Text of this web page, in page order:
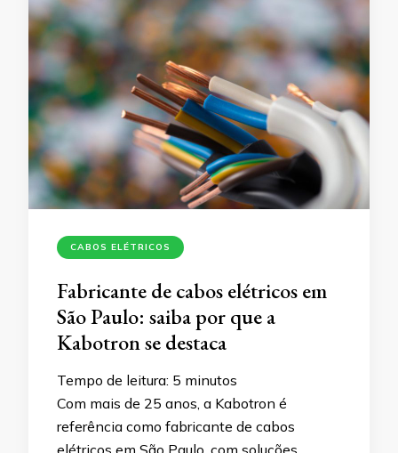
CABOS ELÉTRICOS
Fabricante de cabos elétricos em
São Paulo: saiba por que a
Kabotron se destaca
Tempo de leitura: 5 minutos
Com mais de 25 anos, a Kabotron é
referência como fabricante de cabos